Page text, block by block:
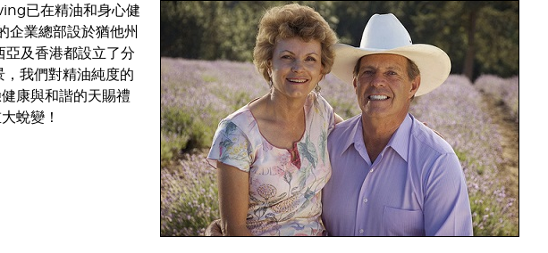
已在精油和身心健
企業總部設於猶他州
亞及香港都設立了分
我們對精油純度的
康與和諧的天賜禮
蛻變！